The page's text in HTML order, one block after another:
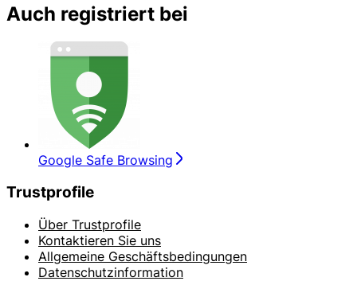
Auch registriert bei
Google Safe Browsing
Trustprofile
Über Trustprofile
Kontaktieren Sie uns
Allgemeine Geschäftsbedingungen
Datenschutzinformation